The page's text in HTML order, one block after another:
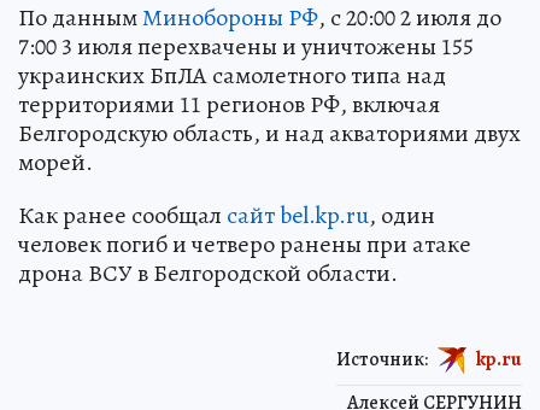
По даннымМинобороны РФ, с 20:00 2 июля до
7:00 3 июля перехвачены и уничтожены 155
украинских БпЛА самолетного типа над
территориями 11 регионов РФ, включая
Белгородскую область, и над акваториями двух
морей.
Как ранее сообщал сайт bel.kp.ru, один
человек погиб и четверо ранены при атаке
дрона ВСУ в Белгородской области.
Алексей СЕРГУНИН
Источник: kp.ru